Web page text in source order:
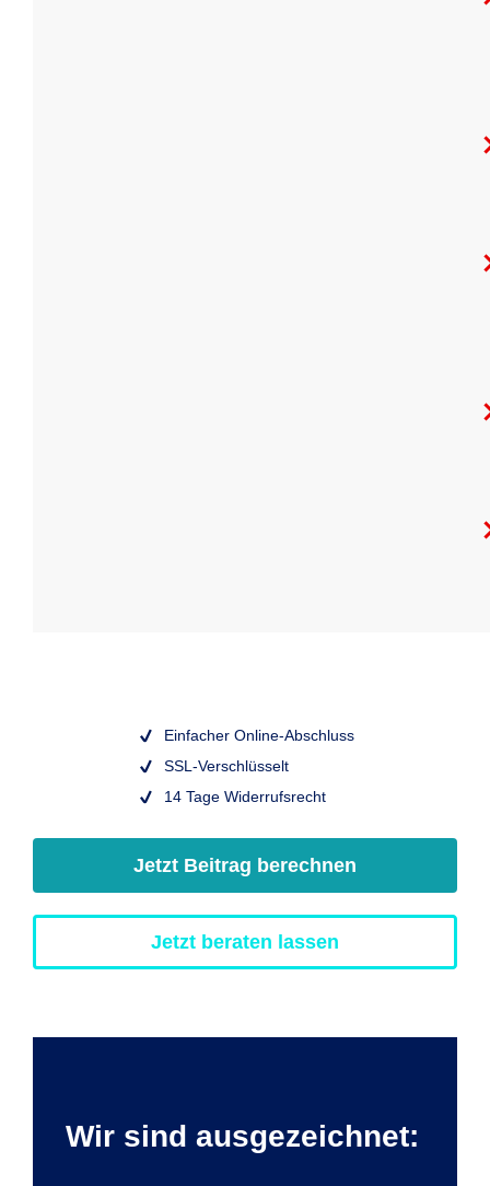
Einfacher Online-Abschluss
SSL-Verschlüsselt
14 Tage Widerrufsrecht
Jetzt Beitrag berechnen
Jetzt beraten lassen
Wir sind ausgezeichnet: